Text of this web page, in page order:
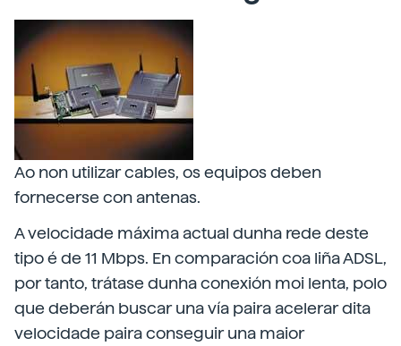
Ao non utilizar cables, os equipos deben
fornecerse con antenas.
A velocidade máxima actual dunha rede deste
tipo é de 11 Mbps. En comparación coa liña ADSL,
por tanto, trátase dunha conexión moi lenta, polo
que deberán buscar una vía paira acelerar dita
velocidade paira conseguir una maior